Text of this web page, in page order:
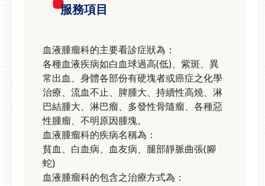
服務項目
血液腫瘤科的主要看診症狀為：
各種血液疾病如白血球過高(低)、紫斑、異
常出血、身體各部份有硬塊者或癌症之化學
治療、流血不止、脾腫大、持續性高燒、淋
巴結腫大、淋巴瘤、多發性骨隨瘤、各種惡
性腫瘤、不明原因腫塊。
血液腫瘤科的疾病名稱為：
貧血、白血病、血友病、腿部靜脈曲張(腳
蛇)
血液腫瘤科的包含之治療方式為：